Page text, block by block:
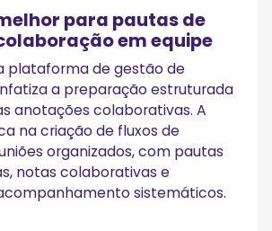
para pautas de
em equipe
plataforma de gestão de
a preparação estruturada
anotações colaborativas. A
na criação de fluxos de
organizados, com pautas
notas colaborativas e
sistemáticos.